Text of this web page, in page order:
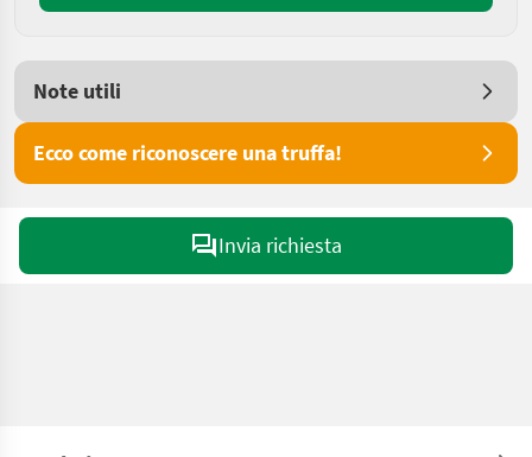
Note utili
Ecco come riconoscere una truffa!
Invia richiesta